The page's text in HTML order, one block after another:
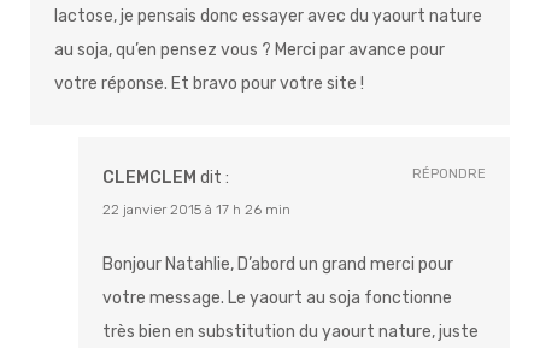
lactose, je pensais donc essayer avec du yaourt nature
au soja, qu’en pensez vous ? Merci par avance pour
votre réponse. Et bravo pour votre site !
CLEMCLEM dit :
22 janvier 2015 à 17 h 26 min
Bonjour Natahlie, D’abord un grand merci pour
votre message. Le yaourt au soja fonctionne
très bien en substitution du yaourt nature, juste
RÉPONDRE